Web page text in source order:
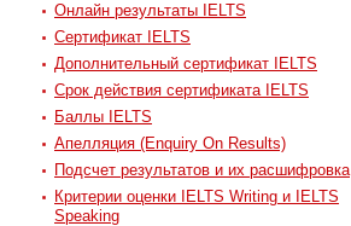
Онлайн результаты IELTS
Сертификат IELTS
Дополнительный сертификат IELTS
Срок действия сертификата IELTS
Баллы IELTS
Апелляция (Enquiry On Results)
Подсчет результатов и их расшифровка
Критерии оценки IELTS Writing и IELTS
Speaking